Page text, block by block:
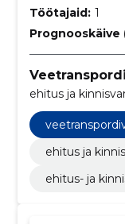
Töötajaid: 1
Prognooskäive
ehitus ja
ehitus ja
ehitus- ja